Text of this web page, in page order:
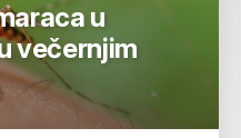
u
večernjim